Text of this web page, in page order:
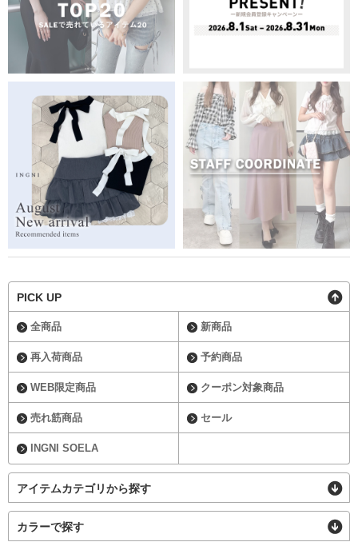
PICK UP
全商品 新商品
再入荷商品 予約商品
WEB限定商品 クーポン対象商品
売れ筋商品 セール
INGNI SOELA
アイテムカテゴリから探す
カラーで探す